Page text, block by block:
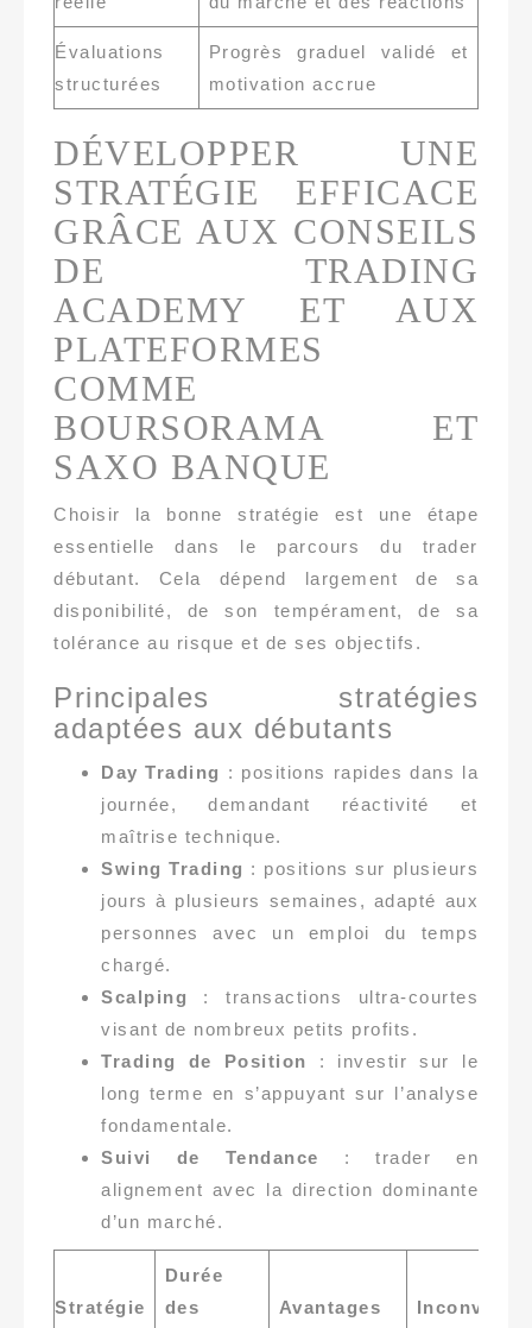
Évaluations
structurées
Progrès graduel validé et
motivation accrue
DÉVELOPPER UNE
STRATÉGIE EFFICACE
GRÂCE AUX CONSEILS
DE TRADING
ACADEMY ET AUX
PLATEFORMES
COMME
BOURSORAMA ET
SAXO BANQUE
Choisir la bonne stratégie est une étape
essentielle dans le parcours du trader
débutant. Cela dépend largement de sa
disponibilité, de son tempérament, de sa
tolérance au risque et de ses objectifs.
Principales stratégies
adaptées aux débutants
Day Trading : positions rapides dans la
journée, demandant réactivité et
maîtrise technique.
Swing Trading : positions sur plusieurs
jours à plusieurs semaines, adapté aux
personnes avec un emploi du temps
chargé.
Scalping
: transactions ultra-courtes
visant de nombreux petits profits.
Trading de Position : investir sur le
long terme en s’appuyant sur l’analyse
fondamentale.
Suivi de Tendance : trader en
alignement avec la direction dominante
d’un marché.
Stratégie
Durée
des
Avantages